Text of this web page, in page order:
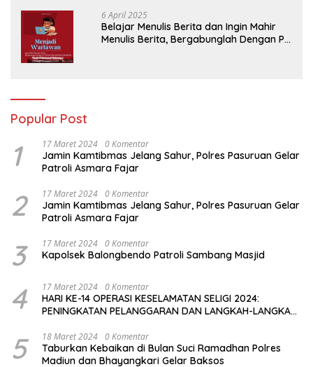
6 April 2025
Belajar Menulis Berita dan Ingin Mahir
Menulis Berita, Bergabunglah Dengan PT
Popular Post
1 17 Maret 2024 0 Komentar
Jamin Kamtibmas Jelang Sahur, Polres Pasuruan Gelar
Patroli Asmara Fajar
2 17 Maret 2024 0 Komentar
Jamin Kamtibmas Jelang Sahur, Polres Pasuruan Gelar
Patroli Asmara Fajar
3 17 Maret 2024 0 Komentar
Kapolsek Balongbendo Patroli Sambang Masjid
4 17 Maret 2024 0 Komentar
HARI KE-14 OPERASI KESELAMATAN SELIGI 2024:
PENINGKATAN PELANGGARAN DAN LANGKAH-LANGKAH
5 18 Maret 2024 0 Komentar
Taburkan Kebaikan di Bulan Suci Ramadhan Polres
Madiun dan Bhayangkari Gelar Baksos